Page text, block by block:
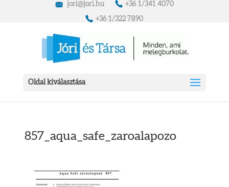
jori@jori.hu +36 1/341 4070
+36 1/322 7890
Oldal kiválasztása
857_aqua_safe_zaroalapozo